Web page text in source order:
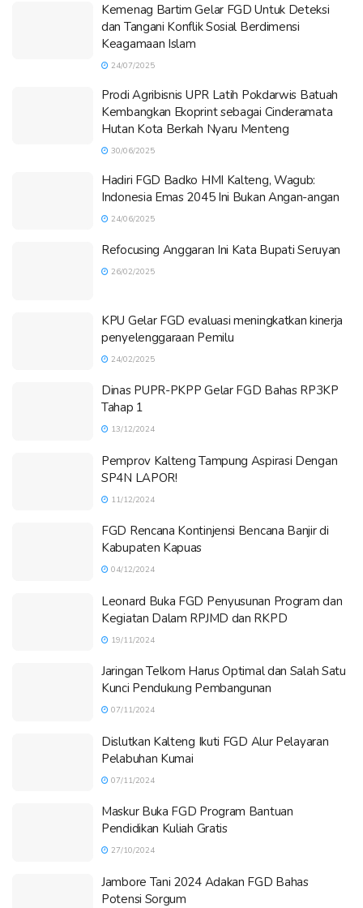
Kemenag Bartim Gelar FGD Untuk Deteksi
dan Tangani Konflik Sosial Berdimensi
Keagamaan Islam
24/07/2025
Prodi Agribisnis UPR Latih Pokdarwis Batuah
Kembangkan Ekoprint sebagai Cinderamata
Hutan Kota Berkah Nyaru Menteng
30/06/2025
Hadiri FGD Badko HMI Kalteng, Wagub:
Indonesia Emas 2045 Ini Bukan Angan-angan
24/06/2025
Refocusing Anggaran Ini Kata Bupati Seruyan
26/02/2025
KPU Gelar FGD evaluasi meningkatkan kinerja
penyelenggaraan Pemilu
24/02/2025
Dinas PUPR-PKPP Gelar FGD Bahas RP3KP
Tahap 1
13/12/2024
Pemprov Kalteng Tampung Aspirasi Dengan
SP4N LAPOR!
11/12/2024
FGD Rencana Kontinjensi Bencana Banjir di
Kabupaten Kapuas
04/12/2024
Leonard Buka FGD Penyusunan Program dan
Kegiatan Dalam RPJMD dan RKPD
19/11/2024
Jaringan Telkom Harus Optimal dan Salah Satu
Kunci Pendukung Pembangunan
07/11/2024
Dislutkan Kalteng Ikuti FGD Alur Pelayaran
Pelabuhan Kumai
07/11/2024
Maskur Buka FGD Program Bantuan
Pendidikan Kuliah Gratis
27/10/2024
Jambore Tani 2024 Adakan FGD Bahas
Potensi Sorgum